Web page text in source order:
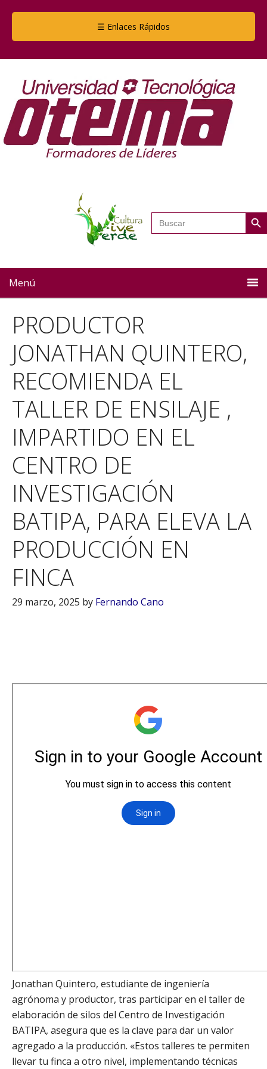
☰ Enlaces Rápidos
Buscar: Botón
Menú
PRODUCTOR
JONATHAN QUINTERO,
RECOMIENDA EL
TALLER DE ENSILAJE ,
IMPARTIDO EN EL
CENTRO DE
INVESTIGACIÓN
BATIPA, PARA ELEVA LA
PRODUCCIÓN EN
FINCA
29 marzo, 2025 by Fernando Cano
Jonathan Quintero, estudiante de ingeniería
agrónoma y productor, tras participar en el taller de
elaboración de silos del Centro de Investigación
BATIPA, asegura que es la clave para dar un valor
agregado a la producción. «Estos talleres te permiten
llevar tu finca a otro nivel, implementando técnicas